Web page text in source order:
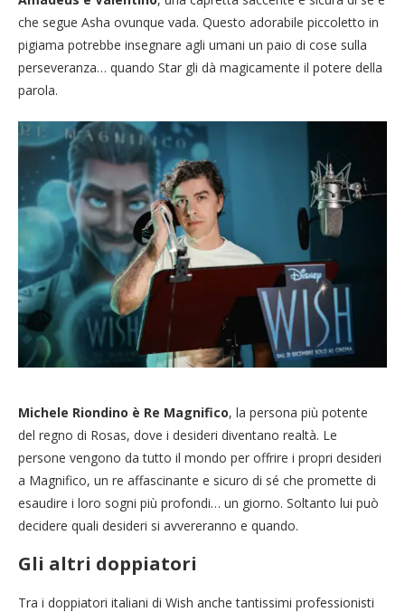
che segue Asha ovunque vada. Questo adorabile piccoletto in
pigiama potrebbe insegnare agli umani un paio di cose sulla
perseveranza… quando Star gli dà magicamente il potere della
parola.
Michele Riondino è Re Magnifico, la persona più potente
del regno di Rosas, dove i desideri diventano realtà. Le
persone vengono da tutto il mondo per offrire i propri desideri
a Magnifico, un re affascinante e sicuro di sé che promette di
esaudire i loro sogni più profondi… un giorno. Soltanto lui può
decidere quali desideri si avvereranno e quando.
Gli altri doppiatori
Tra i doppiatori italiani di Wish anche tantissimi professionisti